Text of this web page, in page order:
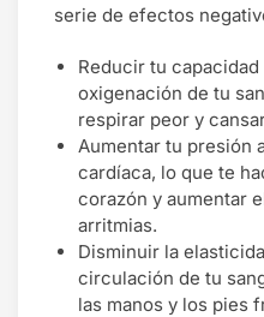
serie de efectos
Reducir tu
oxigenación de tu
respirar peor y
Aumentar tu presión
cardíaca, lo que te
corazón y aumentar
arritmias.
Disminuir la
circulación de tu
las manos y los pies